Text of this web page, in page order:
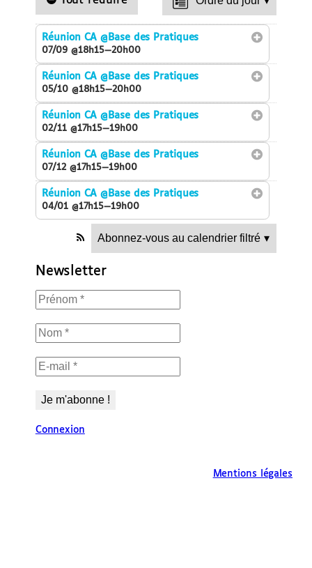
Réunion CA@Base des Pratiques
07/09 @18h15—20h00
Réunion CA@Base des Pratiques
05/10 @18h15—20h00
Réunion CA@Base des Pratiques
02/11 @17h15—19h00
Réunion CA@Base des Pratiques
07/12 @17h15—19h00
Réunion CA@Base des Pratiques
04/01 @17h15—19h00
Abonnez-vous au calendrier filtré ▾
Newsletter
Connexion
Mentions légales